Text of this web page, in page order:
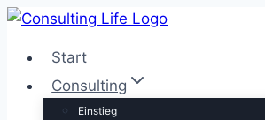
Zum
springenStart
Consulting
Einstieg